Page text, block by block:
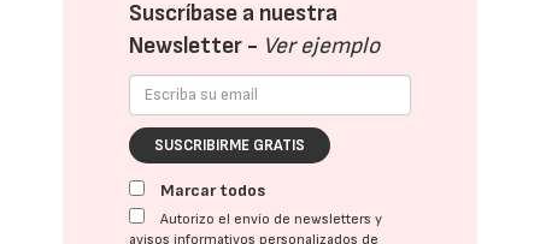
Suscríbase a nuestra
Newsletter - Ver ejemplo
SUSCRIBIRME GRATIS
Marcar todos
Autorizo el envío de newsletters y
avisos informativos personalizados de